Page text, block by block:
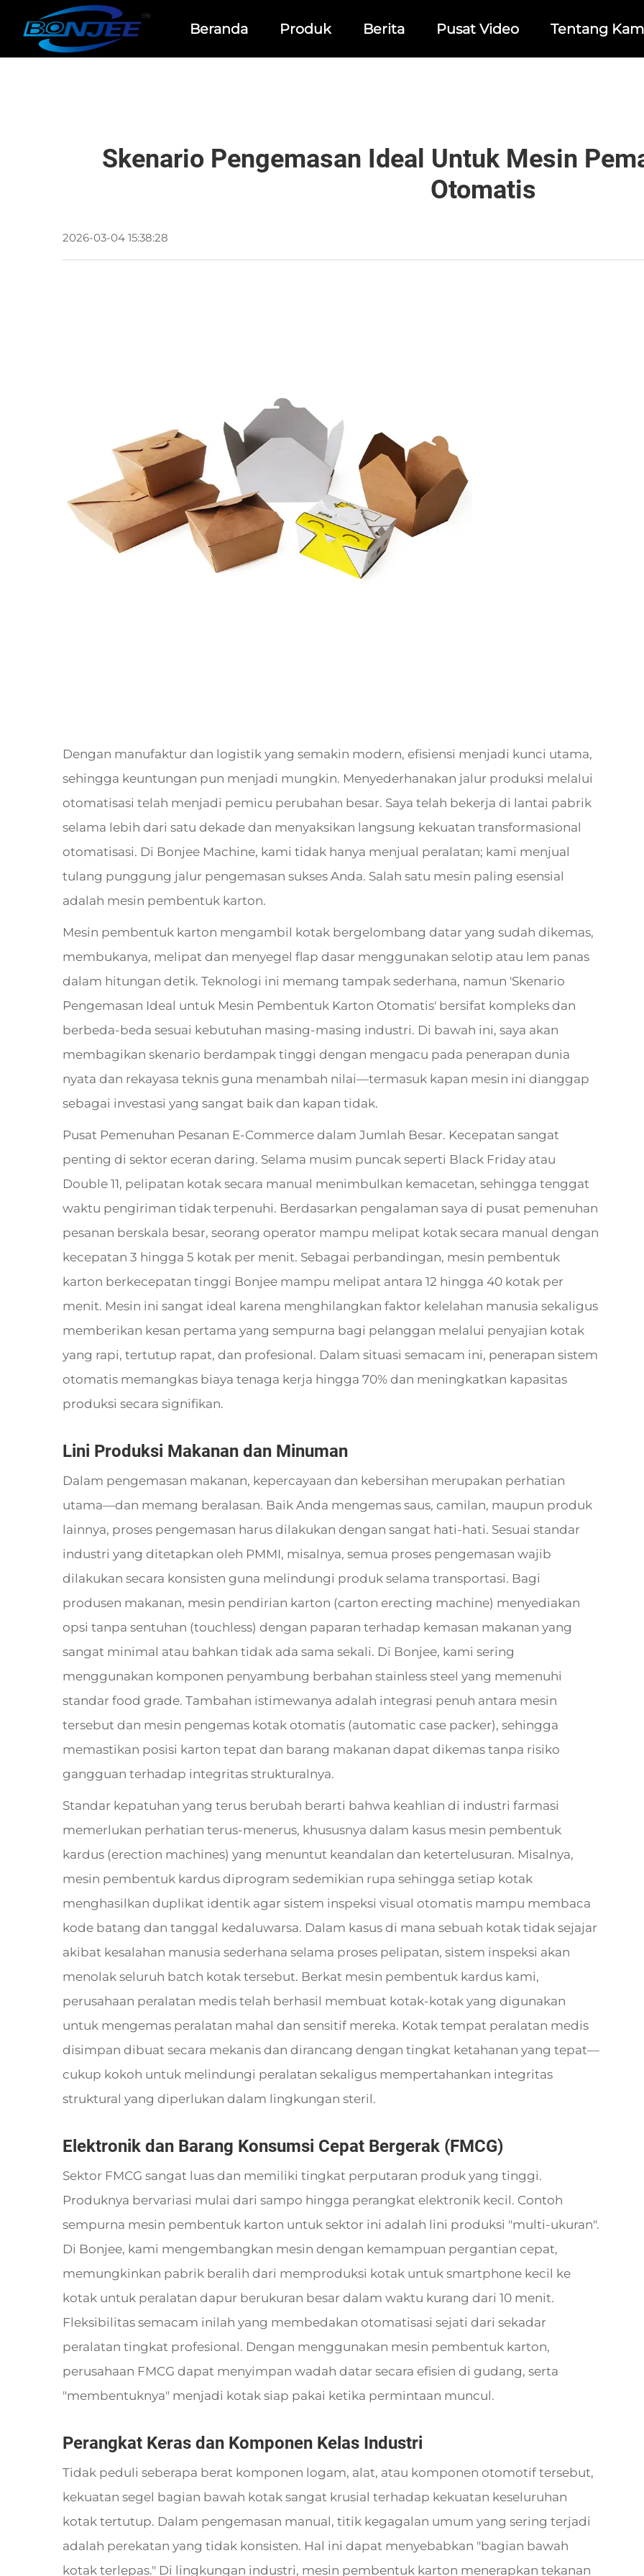
Beranda Produk Berita Pusat Video Tentang
Skenario Pengemasan Ideal Untuk Mesin
Otomatis
2026-03-04 15:38:28
Dengan manufaktur dan logistik yang semakin modern, efisiensi menjadi kunci utama,
sehingga keuntungan pun menjadi mungkin. Menyederhanakan jalur produksi melalui
otomatisasi telah menjadi pemicu perubahan besar. Saya telah bekerja di lantai pabrik
selama lebih dari satu dekade dan menyaksikan langsung kekuatan transformasional
otomatisasi. Di Bonjee Machine, kami tidak hanya menjual peralatan; kami menjual
tulang punggung jalur pengemasan sukses Anda. Salah satu mesin paling esensial
adalah mesin pembentuk karton.
Mesin pembentuk karton mengambil kotak bergelombang datar yang sudah dikemas,
membukanya, melipat dan menyegel flap dasar menggunakan selotip atau lem panas
dalam hitungan detik. Teknologi ini memang tampak sederhana, namun 'Skenario
Pengemasan Ideal untuk Mesin Pembentuk Karton Otomatis' bersifat kompleks dan
berbeda-beda sesuai kebutuhan masing-masing industri. Di bawah ini, saya akan
membagikan skenario berdampak tinggi dengan mengacu pada penerapan dunia
nyata dan rekayasa teknis guna menambah nilai—termasuk kapan mesin ini dianggap
sebagai investasi yang sangat baik dan kapan tidak.
Pusat Pemenuhan Pesanan E-Commerce dalam Jumlah Besar. Kecepatan sangat
penting di sektor eceran daring. Selama musim puncak seperti Black Friday atau
Double 11, pelipatan kotak secara manual menimbulkan kemacetan, sehingga tenggat
waktu pengiriman tidak terpenuhi. Berdasarkan pengalaman saya di pusat pemenuhan
pesanan berskala besar, seorang operator mampu melipat kotak secara manual dengan
kecepatan 3 hingga 5 kotak per menit. Sebagai perbandingan, mesin pembentuk
karton berkecepatan tinggi Bonjee mampu melipat antara 12 hingga 40 kotak per
menit. Mesin ini sangat ideal karena menghilangkan faktor kelelahan manusia sekaligus
memberikan kesan pertama yang sempurna bagi pelanggan melalui penyajian kotak
yang rapi, tertutup rapat, dan profesional. Dalam situasi semacam ini, penerapan sistem
otomatis memangkas biaya tenaga kerja hingga 70% dan meningkatkan kapasitas
produksi secara signifikan.
Lini Produksi Makanan dan Minuman
Dalam pengemasan makanan, kepercayaan dan kebersihan merupakan perhatian
utama—dan memang beralasan. Baik Anda mengemas saus, camilan, maupun produk
lainnya, proses pengemasan harus dilakukan dengan sangat hati-hati. Sesuai standar
industri yang ditetapkan oleh PMMI, misalnya, semua proses pengemasan wajib
dilakukan secara konsisten guna melindungi produk selama transportasi. Bagi
produsen makanan, mesin pendirian karton (carton erecting machine) menyediakan
opsi tanpa sentuhan (touchless) dengan paparan terhadap kemasan makanan yang
sangat minimal atau bahkan tidak ada sama sekali. Di Bonjee, kami sering
menggunakan komponen penyambung berbahan stainless steel yang memenuhi
standar food grade. Tambahan istimewanya adalah integrasi penuh antara mesin
tersebut dan mesin pengemas kotak otomatis (automatic case packer), sehingga
memastikan posisi karton tepat dan barang makanan dapat dikemas tanpa risiko
gangguan terhadap integritas strukturalnya.
Standar kepatuhan yang terus berubah berarti bahwa keahlian di industri farmasi
memerlukan perhatian terus-menerus, khususnya dalam kasus mesin pembentuk
kardus (erection machines) yang menuntut keandalan dan ketertelusuran. Misalnya,
mesin pembentuk kardus diprogram sedemikian rupa sehingga setiap kotak
menghasilkan duplikat identik agar sistem inspeksi visual otomatis mampu membaca
kode batang dan tanggal kedaluwarsa. Dalam kasus di mana sebuah kotak tidak sejajar
akibat kesalahan manusia sederhana selama proses pelipatan, sistem inspeksi akan
menolak seluruh batch kotak tersebut. Berkat mesin pembentuk kardus kami,
perusahaan peralatan medis telah berhasil membuat kotak-kotak yang digunakan
untuk mengemas peralatan mahal dan sensitif mereka. Kotak tempat peralatan medis
disimpan dibuat secara mekanis dan dirancang dengan tingkat ketahanan yang tepat—
cukup kokoh untuk melindungi peralatan sekaligus mempertahankan integritas
struktural yang diperlukan dalam lingkungan steril.
Elektronik dan Barang Konsumsi Cepat Bergerak (FMCG)
Sektor FMCG sangat luas dan memiliki tingkat perputaran produk yang tinggi.
Produknya bervariasi mulai dari sampo hingga perangkat elektronik kecil. Contoh
sempurna mesin pembentuk karton untuk sektor ini adalah lini produksi "multi-ukuran".
Di Bonjee, kami mengembangkan mesin dengan kemampuan pergantian cepat,
memungkinkan pabrik beralih dari memproduksi kotak untuk smartphone kecil ke
kotak untuk peralatan dapur berukuran besar dalam waktu kurang dari 10 menit.
Fleksibilitas semacam inilah yang membedakan otomatisasi sejati dari sekadar
peralatan tingkat profesional. Dengan menggunakan mesin pembentuk karton,
perusahaan FMCG dapat menyimpan wadah datar secara efisien di gudang, serta
"membentuknya" menjadi kotak siap pakai ketika permintaan muncul.
Perangkat Keras dan Komponen Kelas Industri
Tidak peduli seberapa berat komponen logam, alat, atau komponen otomotif tersebut,
kekuatan segel bagian bawah kotak sangat krusial terhadap kekuatan keseluruhan
kotak tertutup. Dalam pengemasan manual, titik kegagalan umum yang sering terjadi
adalah perekatan yang tidak konsisten. Hal ini dapat menyebabkan "bagian bawah
kotak terlepas." Di lingkungan industri, mesin pembentuk karton menerapkan tekanan